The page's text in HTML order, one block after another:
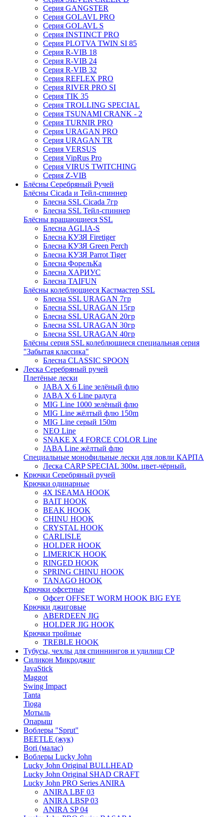
Серия GANGSTER
Серия GOLAVL PRO
Серия GOLAVL S
Серия INSTINCT PRO
Серия PLOTVA TWIN SI 85
Серия R-VIB 18
Серия R-VIB 24
Серия R-VIB 32
Серия REFLEX PRO
Серия RIVER PRO SI
Серия TIK 35
Серия TROLLING SPECIAL
Серия TSUNAMI CRANK - 2
Серия TURNIR PRO
Серия URAGAN PRO
Серия URAGAN TR
Серия VERSUS
Серия VipRus Pro
Серия VIRUS TWITCHING
Серия Z-VIB
Блёсны Серебряный Ручей
Блёсны Cicada и Тейл-спиннер
Блесна SSL Cicada 7гр
Блесна SSL Тейл-спиннер
Блёсны вращающиеся SSL
Блесна AGLIA-S
Блесна КУЗЯ Firetiger
Блесна КУЗЯ Green Perch
Блесна КУЗЯ Parrot Tiger
Блесна ФорельКа
Блесна ХАРИУС
Блесна TAIFUN
Блёсны колеблющиеся Кастмастер SSL
Блесна SSL URAGAN 7гр
Блесна SSL URAGAN 15гр
Блесна SSL URAGAN 20гр
Блесна SSL URAGAN 30гр
Блесна SSL URAGAN 40гр
Блёсны серия SSL колеблющиеся специальная серия
"Забытая классика"
Блесна CLASSIC SPOON
Леска Серебряный ручей
Плетёные лески
JABA X 6 Line зелёный флю
JABA X 6 Line радуга
MIG Line 1000 зелёный флю
MIG Line жёлтый флю 150m
MIG Line серый 150m
NEO Line
SNAKE X 4 FORCE COLOR Line
JABA Line жёлтый флю
Специальные монофильные лески для ловли КАРПА
Леска CARP SPECIAL 300м. цвет-чёрный.
Крючки Серебряный ручей
Крючки одинарные
4X ISEAMA HOOK
BAIT HOOK
BEAK HOOK
CHINU HOOK
CRYSTAL HOOK
CARLISLE
HOLDER HOOK
LIMERICK HOOK
RINGED HOOK
SPRING CHINU HOOK
TANAGO HOOK
Крючки офсетные
Офсет OFFSET WORM HOOK BIG EYE
Крючки джиговые
ABERDEEN JIG
HOLDER JIG HOOK
Крючки тройные
TREBLE HOOK
Тубусы, чехлы для спиннингов и удилищ СР
Силикон Микроджиг
JavaStick
Maggot
Swing Impact
Tanta
Tioga
Мотыль
Опарыш
Воблеры "Sprut"
BEETLE (жук)
Bori (малас)
Воблеры Lucky John
Lucky John Original BULLHEAD
Lucky John Original SHAD CRAFT
Lucky John PRO Series ANIRA
ANIRA LBF 03
ANIRA LBSP 03
ANIRA SP 04